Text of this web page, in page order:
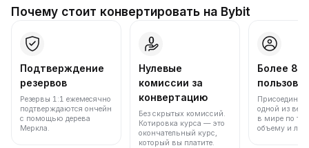
Почему стоит конвертировать на Bybit
Подтверждение
резервов
Резервы 1:1 ежемесячно
подтверждаются ончейн
с помощью дерева
Меркла.
Нулевые
комиссии за
конвертацию
Без скрытых комиссий.
Котировка курса — это
окончательный курс,
который вы платите.
Более 86
одной из
в мире по
объему и